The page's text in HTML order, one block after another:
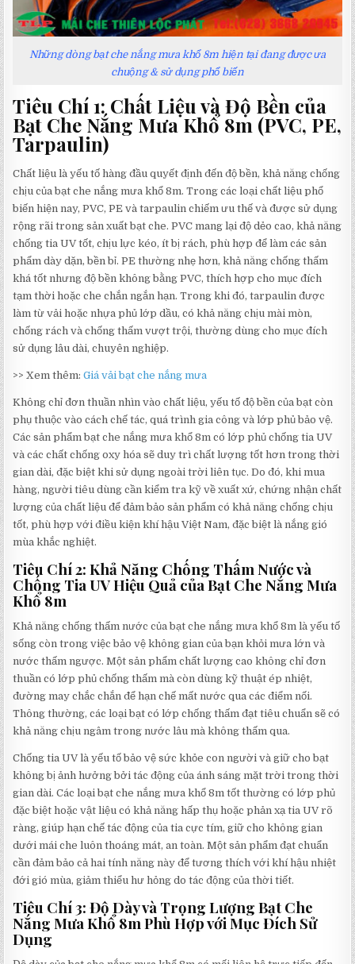
Những dòng bạt che nắng mưa khổ 8m hiện tại đang được ưa
chuộng & sử dụng phổ biến
Tiêu Chí 1: Chất Liệu và Độ Bền của
Bạt Che Nắng Mưa Khổ 8m (PVC, PE,
Tarpaulin)
Chất liệu là yếu tố hàng đầu quyết định đến độ bền, khả năng chống
chịu của bạt che nắng mưa khổ 8m. Trong các loại chất liệu phổ
biến hiện nay, PVC, PE và tarpaulin chiếm ưu thế và được sử dụng
rộng rãi trong sản xuất bạt che. PVC mang lại độ dẻo cao, khả năng
chống tia UV tốt, chịu lực kéo, ít bị rách, phù hợp để làm các sản
phẩm dày dặn, bền bỉ. PE thường nhẹ hơn, khả năng chống thấm
khá tốt nhưng độ bền không bằng PVC, thích hợp cho mục đích
tạm thời hoặc che chắn ngắn hạn. Trong khi đó, tarpaulin được
làm từ vải hoặc nhựa phủ lớp dầu, có khả năng chịu mài mòn,
chống rách và chống thấm vượt trội, thường dùng cho mục đích
sử dụng lâu dài, chuyên nghiệp.
>> Xem thêm:Giá vải bạt che nắng mưa
Không chỉ đơn thuần nhìn vào chất liệu, yếu tố độ bền của bạt còn
phụ thuộc vào cách chế tác, quá trình gia công và lớp phủ bảo vệ.
Các sản phẩm bạt che nắng mưa khổ 8m có lớp phủ chống tia UV
và các chất chống oxy hóa sẽ duy trì chất lượng tốt hơn trong thời
gian dài, đặc biệt khi sử dụng ngoài trời liên tục. Do đó, khi mua
hàng, người tiêu dùng cần kiểm tra kỹ về xuất xứ, chứng nhận chất
lượng của chất liệu để đảm bảo sản phẩm có khả năng chống chịu
tốt, phù hợp với điều kiện khí hậu Việt Nam, đặc biệt là nắng gió
mùa khắc nghiệt.
Tiêu Chí 2: Khả Năng Chống Thấm Nước và
Chống Tia UV Hiệu Quả của Bạt Che Nắng Mưa
Khổ 8m
Khả năng chống thấm nước của bạt che nắng mưa khổ 8m là yếu tố
sống còn trong việc bảo vệ không gian của bạn khỏi mưa lớn và
nước thấm ngược. Một sản phẩm chất lượng cao không chỉ đơn
thuần có lớp phủ chống thấm mà còn dùng kỹ thuật ép nhiệt,
đường may chắc chắn để hạn chế mất nước qua các điểm nối.
Thông thường, các loại bạt có lớp chống thấm đạt tiêu chuẩn sẽ có
khả năng chịu ngâm trong nước lâu mà không thấm qua.
Chống tia UV là yếu tố bảo vệ sức khỏe con người và giữ cho bạt
không bị ảnh hưởng bởi tác động của ánh sáng mặt trời trong thời
gian dài. Các loại bạt che nắng mưa khổ 8m tốt thường có lớp phủ
đặc biệt hoặc vật liệu có khả năng hấp thụ hoặc phản xạ tia UV rõ
ràng, giúp hạn chế tác động của tia cực tím, giữ cho không gian
dưới mái che luôn thoáng mát, an toàn. Một sản phẩm đạt chuẩn
cần đảm bảo cả hai tính năng này để tương thích với khí hậu nhiệt
đới gió mùa, giảm thiểu hư hỏng do tác động của thời tiết.
Tiêu Chí 3: Độ Dày và Trọng Lượng Bạt Che
Nắng Mưa Khổ 8m Phù Hợp với Mục Đích Sử
Dụng